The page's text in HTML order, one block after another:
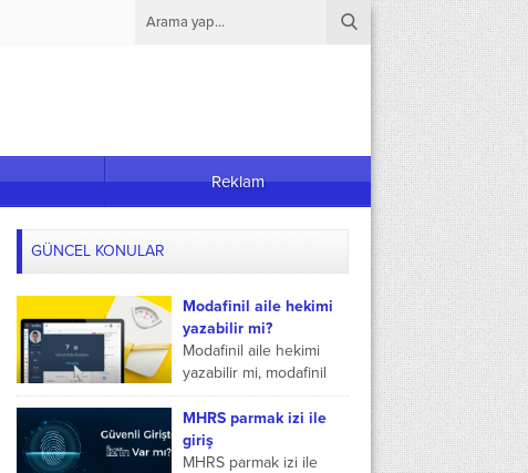
Reklam
GÜNCEL KONULAR
Modafinil aile hekimi
yazabilir mi?
Modafinil aile hekimi
yazabilir mi, modafinil
hangi doktor yazar ve
modafinil kimler yazabilir
gibi sorular hakkında
detaylı bilgilendiriyoruz.
MHRS parmak izi ile
giriş
MHRS parmak izi ile